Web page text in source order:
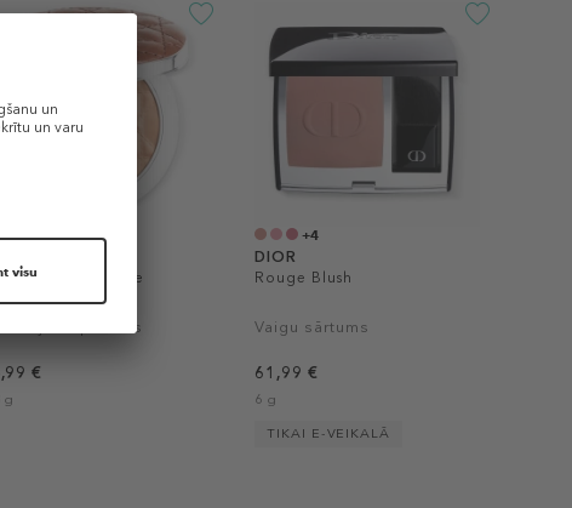
+2
Nude Bronze
pūderis
€
g
+4
DIOR
Rouge Blush
Vaigu sārtums
61,99 €
6 g
TIKAI E-VEIKALĀ